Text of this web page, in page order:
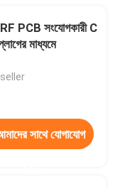
PCB সংযোগকারী C
মাধ্যমে
সাথে যোগাযোগ